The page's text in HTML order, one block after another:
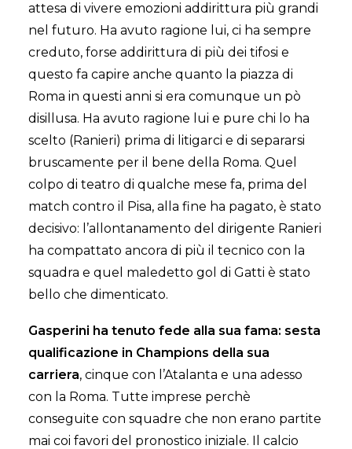
attesa di vivere emozioni addirittura più grandi
nel futuro. Ha avuto ragione lui, ci ha sempre
creduto, forse addirittura di più dei tifosi e
questo fa capire anche quanto la piazza di
Roma in questi anni si era comunque un pò
disillusa. Ha avuto ragione lui e pure chi lo ha
scelto (Ranieri) prima di litigarci e di separarsi
bruscamente per il bene della Roma. Quel
colpo di teatro di qualche mese fa, prima del
match contro il Pisa, alla fine ha pagato, è stato
decisivo: l’allontanamento del dirigente Ranieri
ha compattato ancora di più il tecnico con la
squadra e quel maledetto gol di Gatti è stato
bello che dimenticato.
Gasperini ha tenuto fede alla sua fama: sesta
qualificazione in Champions della sua
carriera, cinque con l’Atalanta e una adesso
con la Roma. Tutte imprese perchè
conseguite con squadre che non erano partite
mai coi favori del pronostico iniziale. Il calcio